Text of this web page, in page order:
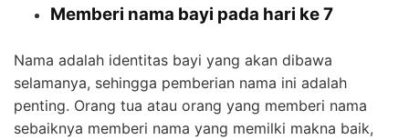
Memberi nama bayi pada hari ke 7
Nama adalah identitas bayi yang akan dibawa
selamanya, sehingga pemberian nama ini adalah
penting. Orang tua atau orang yang memberi nama
sebaiknya memberi nama yang memilki makna baik,